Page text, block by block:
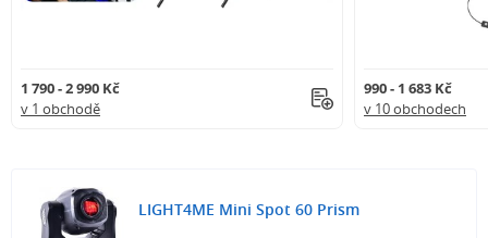
1 790 - 2 990 Kč
v 1 obchodě
990 - 1 683 Kč
v 10 obchodech
LIGHT4ME Mini Spot 60 Prism